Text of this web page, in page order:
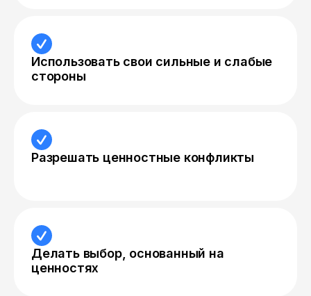
Использовать свои сильные и слабые
стороны
Разрешать ценностные конфликты
Делать выбор, основанный на
ценностях